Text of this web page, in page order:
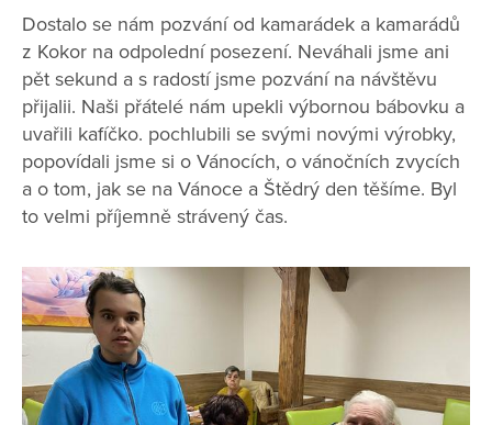
Dostalo se nám pozvání od kamarádek a kamarádů
z Kokor na odpolední posezení. Neváhali jsme ani
pět sekund a s radostí jsme pozvání na návštěvu
přijalii. Naši přátelé nám upekli výbornou bábovku a
uvařili kafíčko. pochlubili se svými novými výrobky,
popovídali jsme si o Vánocích, o vánočních zvycích
a o tom, jak se na Vánoce a Štědrý den těšíme. Byl
to velmi příjemně strávený čas.